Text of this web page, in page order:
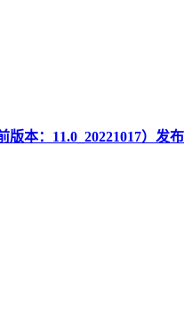
本：11.0_20221017）发布